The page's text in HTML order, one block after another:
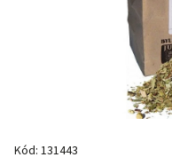
Kód: 131443